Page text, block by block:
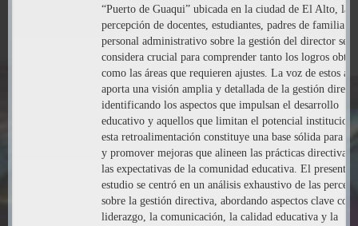
“Puerto de Guaqui” ubicada en la ciudad de El Alto, la
percepción de docentes, estudiantes, padres de familia y
personal administrativo sobre la gestión del director se
considera crucial para comprender tanto los logros
como las áreas que requieren ajustes. La voz de estos
aporta una visión amplia y detallada de la gestión
identificando los aspectos que impulsan el desarrollo
educativo y aquellos que limitan el potencial
esta retroalimentación constituye una base sólida para
y promover mejoras que alineen las prácticas directivas
las expectativas de la comunidad educativa. El presente
estudio se centró en un análisis exhaustivo de las
sobre la gestión directiva, abordando aspectos clave
liderazgo, la comunicación, la calidad educativa y la